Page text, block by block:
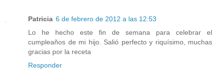
Patricia 6 de febrero de 2012 a las 12:53
Lo he hecho este fin de semana para celebrar el
cumpleaños de mi hijo. Salió perfecto y riquísimo, muchas
gracias por la receta
Responder